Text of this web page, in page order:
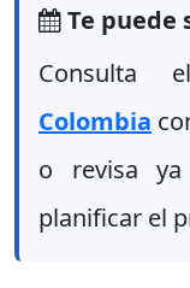
Te puede
Consulta
Colombia
o revisa
planificar el